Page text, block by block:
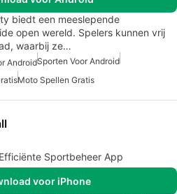
biedt een meeslepende
open wereld. Spelers kunnen vrij
waarbij ze…
AndroidSporten Voor Android
Moto Spellen Gratis
Sportbeheer App
voor iPhone